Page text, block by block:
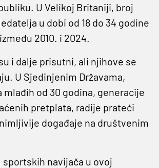
U Velikoj Britaniji, broj
u dobi od 18 do 34 godine
2010. i 2024.
i dalje prisutni, ali njihove se
U Sjedinjenim Državama,
od 30 godina, generacije
pretplata, radije prateći
događaje na društvenim
sportskih navijača u ovoj